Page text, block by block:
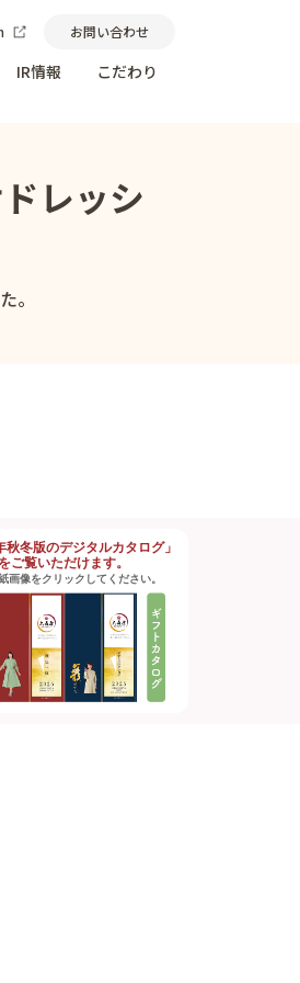
お問い合わせ
IR情報 こだわり
レッシ
。
秋冬版のデジタルカタログ」
をご覧いただけます。
画像をクリックしてください。